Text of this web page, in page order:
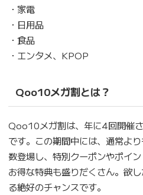
・家電
・日用品
・食品
・エンタメ、KPOP
Qoo10メガ割とは？
Qoo10メガ割は、年に4回開催
です。この期間中には、通常よ
数登場し、特別クーポンやポイン
お得な特典も盛りだくさん。欲
る絶好のチャンスです。